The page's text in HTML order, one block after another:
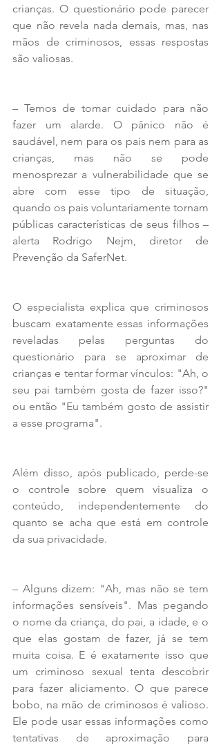
crianças. O questionário pode parecer
que não revela nada demais, mas, nas
mãos de criminosos, essas respostas
são valiosas.
– Temos de tomar cuidado para não
fazer um alarde. O pânico não é
saudável, nem para os pais nem para as
crianças, mas não se pode
menosprezar a vulnerabilidade que se
abre com esse tipo de situação,
quando os pais voluntariamente tornam
públicas características de seus filhos –
alerta Rodrigo Nejm, diretor de
Prevenção da SaferNet.
O especialista explica que criminosos
buscam exatamente essas informações
reveladas pelas perguntas do
questionário para se aproximar de
crianças e tentar formar vínculos: "Ah, o
seu pai também gosta de fazer isso?"
ou então "Eu também gosto de assistir
a esse programa".
Além disso, após publicado, perde-se
o controle sobre quem visualiza o
conteúdo, independentemente do
quanto se acha que está em controle
da sua privacidade.
– Alguns dizem: "Ah, mas não se tem
informações sensíveis". Mas pegando
o nome da criança, do pai, a idade, e o
que elas gostam de fazer, já se tem
muita coisa. E é exatamente isso que
um criminoso sexual tenta descobrir
para fazer aliciamento. O que parece
bobo, na mão de criminosos é valioso.
Ele pode usar essas informações como
tentativas de aproximação para